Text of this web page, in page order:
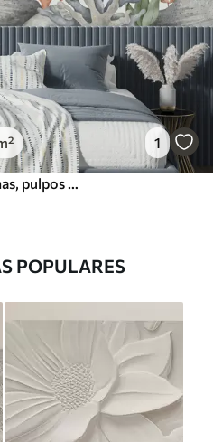
1
Mundo submarino con ballenas, pulpos y tortugas
POPULARES